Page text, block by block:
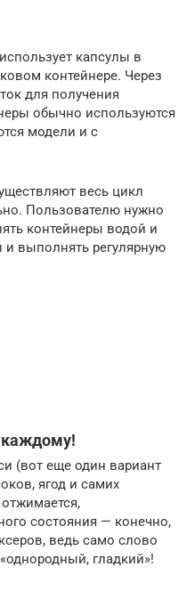
капсулы в
контейнере. Через
для получения
обычно используются
модели и с
весь цикл
Пользователю нужно
контейнеры водой и
и выполнять регулярную
(вот еще один вариант
ягод и самих
состояния — конечно,
ведь само слово
гладкий»!